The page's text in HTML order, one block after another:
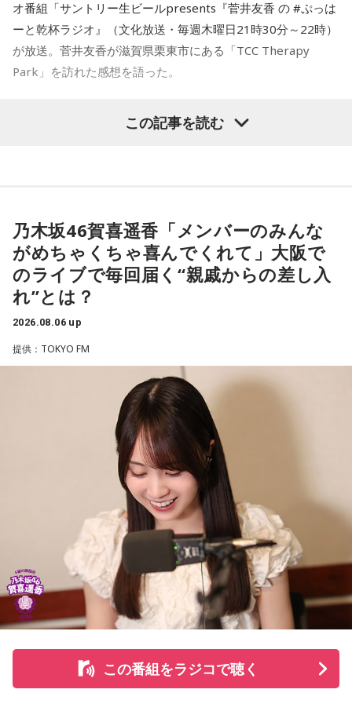
オ番組「サントリー生ビールpresents『菅井友香 の #ぷっは
ーと乾杯ラジオ』（文化放送・毎週木曜日21時30分～22時）
が放送。菅井友香が滋賀県栗東市にある「TCC Therapy
Park」を訪れた感想を語った。
-「素晴らしい素敵な取り組み」-
TCC Therapy Parkは「馬を救い、人を助ける」をコンセプト
に、競走馬として活躍した後、ケガやさまざまな事情によっ
て引退を余儀なくされた馬たちの新たな居場所を提供する施
設。引退後すぐに次の活躍先が決まらない馬たちの受け皿と
施設で話を聞いた菅井は、「そういう場所があってよかった
な、素晴らしい素敵な取り組みだなと実際に行かせていただ
いて思いました」と感想を述べ、競走生活を終えた馬たちが
新たな役割を得られる環境の大切さを実感したという。
また、菅井は競馬の仕事をきっかけにTCCの活動を知ったそ
うで、東京都内にある「BafunYasai TCC CAFE」にも訪れた
ことがあるという。そこで新鮮な野菜を味わったり馬関連グ
ッズを購入した経験を紹介し、店舗での利用が馬たちの支援
につながることから、興味を持った人へ足を運ぶことを呼び
かけた。
さらに、ホースセラピーについても自身の経験を交えて語っ
た。大学時代に所属していた馬術部では、地域の子どもたち
を招いた体験会が行われており、馬に乗ることで身体を自然
この記事を読む
乃木坂46賀喜遥香「メンバーのみんな
がめちゃくちゃ喜んでくれて」大阪で
のライブで毎回届く“親戚からの差し入
れ”とは？
2026.08.06 up
提供：TOKYO FM
この番組をラジコで聴く